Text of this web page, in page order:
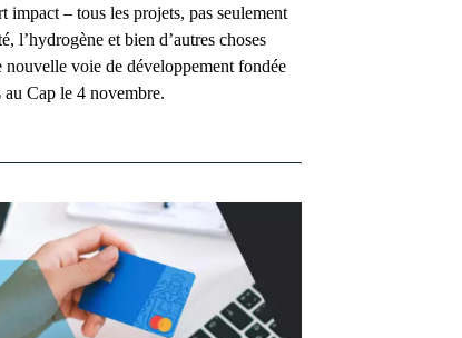
impact – tous les projets, pas seulement
l’hydrogène et bien d’autres choses
nouvelle voie de développement fondée
Cap le 4 novembre.